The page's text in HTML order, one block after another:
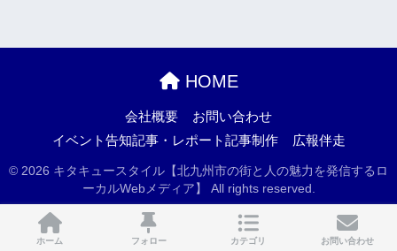
HOME
会社概要
お問い合わせ
イベント告知記事・レポート記事制作
広報伴走
© 2026 キタキュースタイル【北九州市の街と人の魅力を発信するロ
ーカルWebメディア】 All rights reserved.
ホーム フォロー カテゴリ お問い合わせ